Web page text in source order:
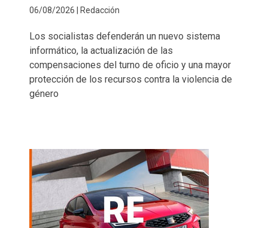
06/08/2026 | Redacción
Los socialistas defenderán un nuevo sistema
informático, la actualización de las
compensaciones del turno de oficio y una mayor
protección de los recursos contra la violencia de
género